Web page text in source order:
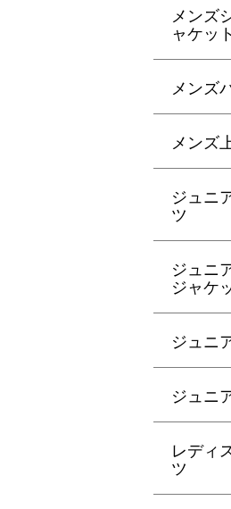
メンズ
ャケット
メンズ
メンズ
ジュニ
ツ
ジュニ
ジャケ
ジュニ
ジュニ
レディ
ツ